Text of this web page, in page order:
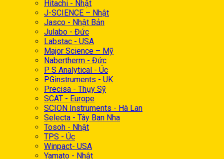
Hitachi - Nhật
J-SCIENCE – Nhật
Jasco - Nhật Bản
Julabo - Đức
Labstac - USA
Major Science – Mỹ
Nabertherm - Đức
P S Analytical - Úc
PGinstruments - UK
Precisa - Thụy Sỹ
SCAT - Europe
SCION Instruments - Hà Lan
Selecta - Tây Ban Nha
Tosoh - Nhật
TPS - Úc
Winpact- USA
Yamato - Nhật